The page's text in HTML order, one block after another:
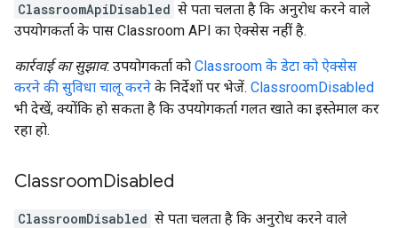
ClassroomApiDisabled से पता चलता है कि अनुरोध करने वाले
उपयोगकर्ता के पास Classroom API का ऐक्सेस नहीं है.
कार्रवाई का सुझाव: उपयोगकर्ता को Classroom के डेटा को ऐक्सेस
करने की सुविधा चालू करने के निर्देशों पर भेजें. ClassroomDisabled
भी देखें, क्योंकि हो सकता है कि उपयोगकर्ता गलत खाते का इस्तेमाल कर
रहा हो.
ClassroomDisabled
ClassroomDisabled से पता चलता है कि अनुरोध करने वाले